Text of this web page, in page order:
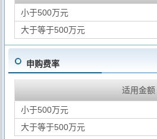
小于500万元
大于等于500万元
申购费率
适用金额
小于500万元
大于等于500万元